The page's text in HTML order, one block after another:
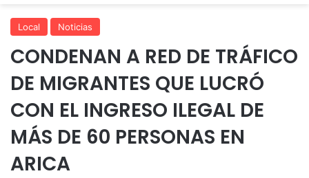
Local Noticias
CONDENAN A RED DE TRÁFICO
DE MIGRANTES QUE LUCRÓ
CON EL INGRESO ILEGAL DE
MÁS DE 60 PERSONAS EN
ARICA